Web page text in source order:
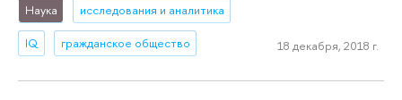
Наука исследования и аналитика
IQ гражданское общество 18 декабря, 2018 г.